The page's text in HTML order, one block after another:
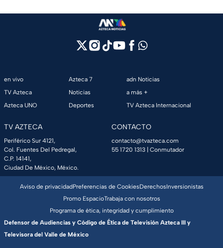
en vivo
TV Azteca
Azteca UNO
Azteca 7
Noticias
Deportes
adn Noticias
a más +
TV Azteca Internacional
TV AZTECA
Periférico Sur 4121,
Col. Fuentes Del Pedregal,
C.P. 14141,
Ciudad De México, México.
CONTACTO
contacto@tvazteca.com
55 1720 1313 | Conmutador
Aviso de privacidadPreferencias de CookiesDerechosInversionistas
Promo EspacioTrabaja con nosotros
Programa de ética, integridad y cumplimiento
Defensor de Audiencias y Código de Ética de Televisión Azteca III y
Televisora del Valle de México